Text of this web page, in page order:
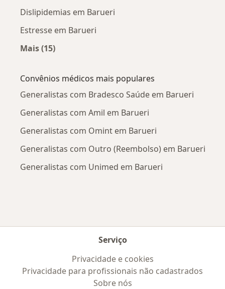
Dislipidemias em Barueri
Estresse em Barueri
Mais (15)
Convênios médicos mais populares
Generalistas com Bradesco Saúde em Barueri
Generalistas com Amil em Barueri
Generalistas com Omint em Barueri
Generalistas com Outro (Reembolso) em Barueri
Generalistas com Unimed em Barueri
Serviço
Privacidade e cookies
Privacidade para profissionais não cadastrados
Sobre nós